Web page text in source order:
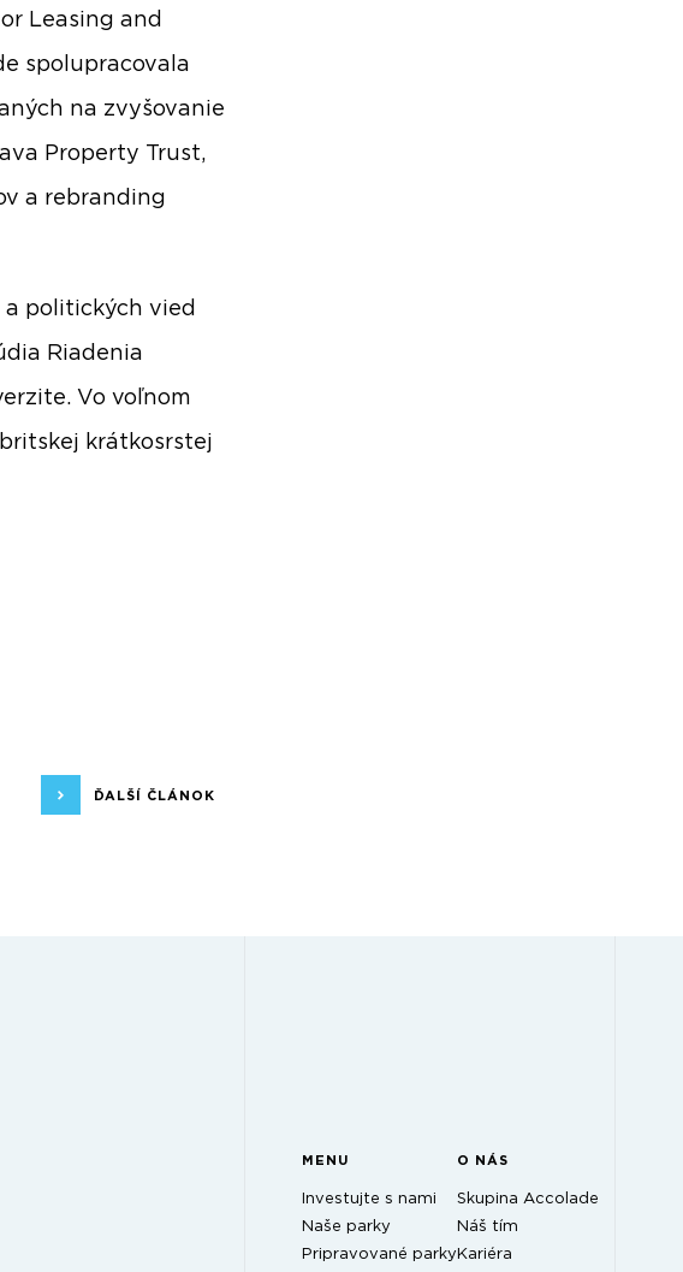
Leasing and
spolupracovala
na zvyšovanie
Property Trust,
a rebranding
politických vied
Riadenia
Vo voľnom
krátkosrstej
ĎALŠÍ ČLÁNOK
MENU
Investujte s nami
Naše parky
Pripravované parky
O NÁS
Skupina Accolade
Náš tím
Kariéra